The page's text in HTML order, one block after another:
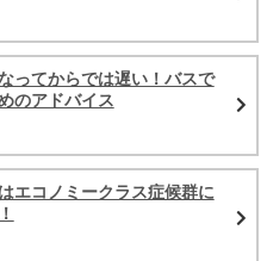
ってからでは遅い！バスで
のアドバイス
エコノミークラス症候群に